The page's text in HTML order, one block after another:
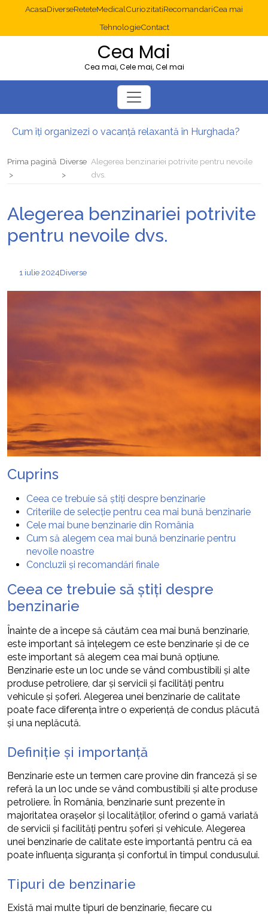
AcasaDiverseReteteMedicalCuriozitatiRecomandariCea mai
TehnologieContact
Cea Mai
Cea mai, Cele mai, Cel mai
Cum îți organizezi o vacanță relaxantă în Hurghada?
Multisite WordPress și Mastodon: cum gestionezi mai multe site-uri
Prima pagină Diverse Alegerea benzinariei potrivite pentru nevoile
dvs.
Alegerea benzinariei potrivite
pentru nevoile dvs.
1 iulie 2024Diverse
Cuprins
Ceea ce trebuie să știți despre benzinarie
Criteriile de selecție pentru cea mai bună benzinarie
Cele mai bune benzinarie din România
Cum să alegem cea mai bună benzinarie pentru
nevoile noastre
Concluzii și recomandări finale
Ceea ce trebuie să știți despre
benzinarie
Înainte de a începe să căutăm cea mai bună benzinarie,
este important să înțelegem ce este benzinarie și de ce
este important să alegem cea mai bună opțiune.
Benzinarie este un loc unde se vând combustibili și alte
produse petroliere, dar și servicii și facilități pentru
vehicule și șoferi. Alegerea unei benzinarie de calitate
poate face diferența între o experiență de condus plăcută
și una neplăcută.
Definiție și importanță
Benzinarie este un termen care provine din franceză și se
referă la un loc unde se vând combustibili și alte produse
petroliere. În România, benzinarie sunt prezente în
majoritatea orașelor și localităților, oferind o gamă variată
de servicii și facilități pentru șoferi și vehicule. Alegerea
unei benzinarie de calitate este importantă pentru că ea
poate influența siguranța și confortul în timpul condusului.
Tipuri de benzinarie
Există mai multe tipuri de benzinarie, fiecare cu